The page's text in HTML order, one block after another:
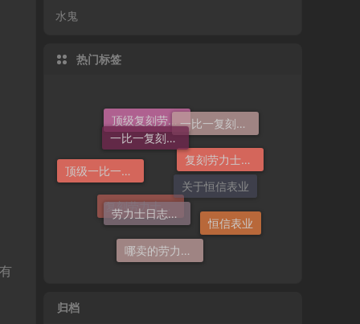
水鬼
热门标签
顶级复刻劳力士手表 一比一复刻劳力士手表
关于恒信表业
复刻劳力士一般多少钱
顶级一比一复刻劳力士手表价格
一比一复刻劳力士
恒信表业
归档